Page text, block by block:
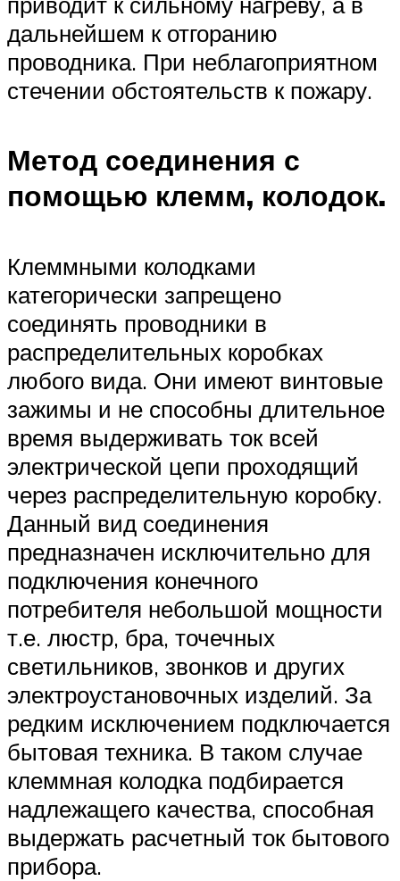
дальнейшем к отгоранию
проводника. При неблагоприятном
стечении обстоятельств к пожару.
Метод соединения с
помощью клемм, колодок.
Клеммными колодками
категорически запрещено
соединять проводники в
распределительных коробках
любого вида. Они имеют винтовые
зажимы и не способны длительное
время выдерживать ток всей
электрической цепи проходящий
через распределительную коробку.
Данный вид соединения
предназначен исключительно для
подключения конечного
потребителя небольшой мощности
т.е. люстр, бра, точечных
светильников, звонков и других
электроустановочных изделий. За
редким исключением подключается
бытовая техника. В таком случае
клеммная колодка подбирается
надлежащего качества, способная
выдержать расчетный ток бытового
прибора.